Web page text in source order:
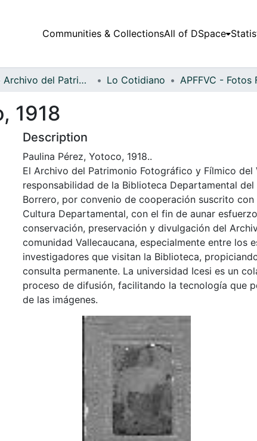
Communities & CollectionsAll of DSpace
Fondo Archivo del Patrimonio Fotográfico y Fílmico del Valle del Cauca Lo Cotidiano
1918
Description
Paulina Pérez, Yotoco, 1918..
El Archivo del Patrimonio Fotográfico y Fílmico del
responsabilidad de la Biblioteca Departamental del
Borrero, por convenio de cooperación suscrito con
Cultura Departamental, con el fin de aunar
conservación, preservación y divulgación del
comunidad Vallecaucana, especialmente entre los
investigadores que visitan la Biblioteca,
consulta permanente. La universidad Icesi es un
proceso de difusión, facilitando la tecnología que
de las imágenes.